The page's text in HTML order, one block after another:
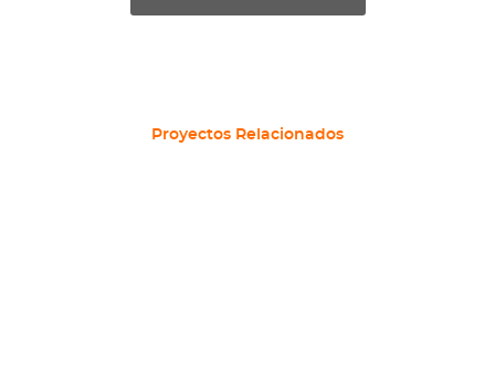
Proyectos Relacionados